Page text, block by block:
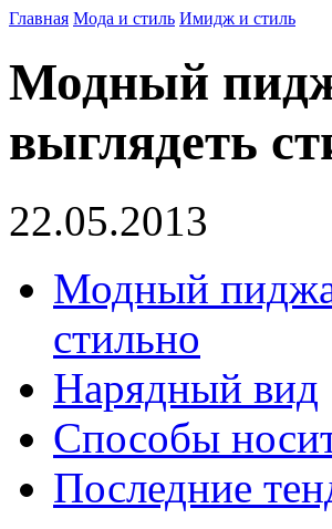
Главная Мода и стиль Имидж и стиль
Модный
выглядеть
22.05.2013
Модный
стильно
Нарядный вид
Способы
Последние